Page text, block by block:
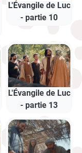
L'Évangile de Luc
- partie 10
L'Évangile de Luc
- partie 13